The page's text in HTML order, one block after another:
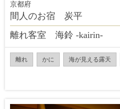
京都府
間人のお宿 炭平
離れ客室 海鈴 -kairin-
離れ かに 海が見える露天